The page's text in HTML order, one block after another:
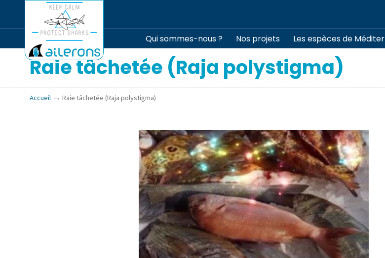
Qui sommes-nous ? Nos projets Les espèces de
Raie tâchetée (Raja polystigma)
Accueil →Raie tâchetée (Raja polystigma)